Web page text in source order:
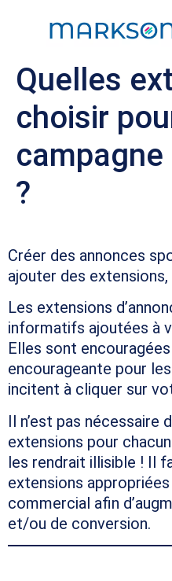
Quelles
choisir
?
Créer des annonces
ajouter des extensions,
Les extensions
informatifs ajoutées à
Elles sont
encourageante pour
incitent à cliquer sur
Il n’est pas nécessaire
extensions pour
les rendrait illisible ! Il
extensions
commercial afin
et/ou de conversion.